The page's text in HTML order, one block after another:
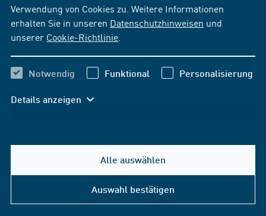
Verwendung von Cookies zu. Weitere Informationen
erhalten Sie in unseren Datenschutzhinweisen und
unserer Cookie-Richtlinie
Notwendig Funktional Personalisierung
Details anzeigen
Alle auswählen
Auswahl bestätigen